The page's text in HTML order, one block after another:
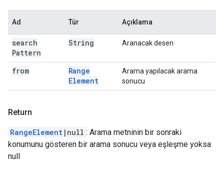
Ad Tür Açıklama
search
Pattern
String Aranacak desen
from
Range
Element
Arama yapılacak arama
sonucu
Return
RangeElement |null : Arama metninin bir sonraki
konumunu gösteren bir arama sonucu veya eşleşme yoksa
null